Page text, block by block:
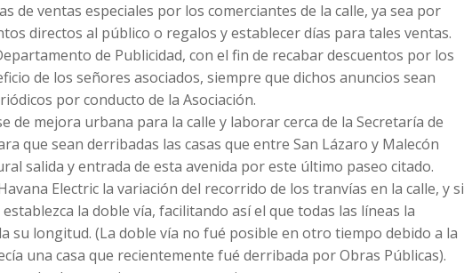
de ventas especiales por los comerciantes de la calle, ya sea por
directos al público o regalos y establecer días para tales ventas.
de Publicidad, con el fin de recabar descuentos por los
de los señores asociados, siempre que dichos anuncios sean
por conducto de la Asociación.
de mejora urbana para la calle y laborar cerca de la Secretaría de
que sean derribadas las casas que entre San Lázaro y Malecón
salida y entrada de esta avenida por este último paseo citado.
Electric la variación del recorrido de los tranvías en la calle, y si
la doble vía, facilitando así el que todas las líneas la
su longitud. (La doble vía no fué posible en otro tiempo debido a la
una casa que recientemente fué derribada por Obras Públicas).